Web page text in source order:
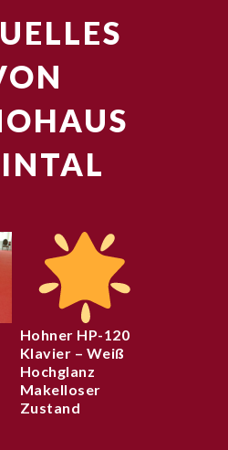
Hohner HP-120
Klavier – Weiß
Hochglanz
Makelloser
Zustand